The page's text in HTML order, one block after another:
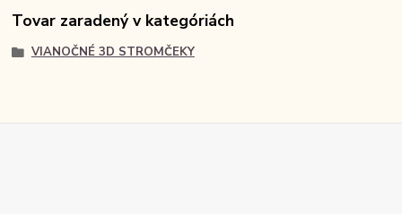
Tovar zaradený v kategóriách
VIANOČNÉ 3D STROMČEKY